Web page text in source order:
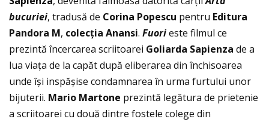
bucuriei, tradusă de Corina Popescu pentru Editura
Pandora M, colecţia Anansi. Fuorieste filmul ce
prezintă încercarea scriitoarei Goliarda Sapienza de a
lua viaţa de la capăt după eliberarea din închisoarea
unde își inspășise condamnarea în urma furtului unor
bijuterii. Mario Martone prezintă legătura de prietenie
a scriitoarei cu două dintre fostele colege din